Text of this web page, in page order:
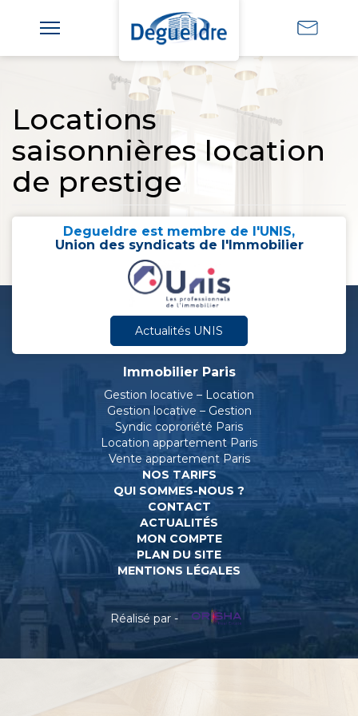
Locations
saisonnières location
de prestige
Degueldre est membre de l'UNIS,
Union des syndicats de l'Immobilier
Actualités UNIS
Immobilier Paris
Gestion locative – Location
Gestion locative – Gestion
Syndic coproriété Paris
Location appartement Paris
Vente appartement Paris
NOS TARIFS
QUI SOMMES-NOUS ?
CONTACT
ACTUALITÉS
MON COMPTE
PLAN DU SITE
MENTIONS LÉGALES
Réalisé par -